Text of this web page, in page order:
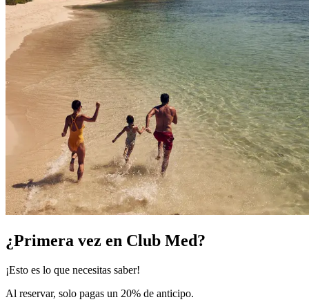
¿Primera vez en Club Med?
¡Esto es lo que necesitas saber!
Al reservar, solo pagas un 20% de anticipo.